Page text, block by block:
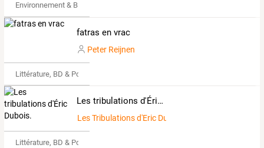
Environnement & Bio
fatras en vrac
Peter Reijnen
Littérature, BD & Poésie
Les tribulations d'Éric Dubois.
Les Tribulations d'Eric Dubois
Littérature, BD & Poésie